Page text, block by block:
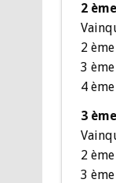
2
2
3
4
3
2
3